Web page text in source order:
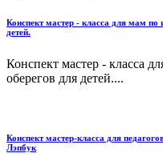
Конспект мастер - класса для мам по
детей.
Конспект мастер - класса
оберегов для детей....
Конспект мастер-класса для
Лэпбук